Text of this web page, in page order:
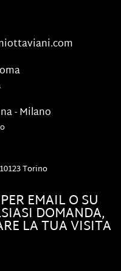
- Milano
Torino
EMAIL O SU
DOMANDA,
LA TUA VISITA